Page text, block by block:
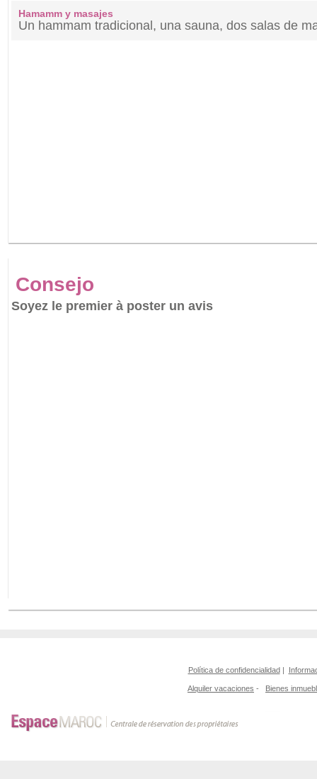
Hamamm y masajes
Un hammam tradicional, una sauna, dos salas de
Consejo
Soyez le premier à poster un avis
Política de confidencialidad|
Alquiler vacaciones - Bienes